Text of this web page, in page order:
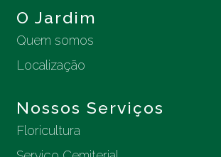
O Jardim
Quem somos
Localização
Nossos Serviços
Floricultura